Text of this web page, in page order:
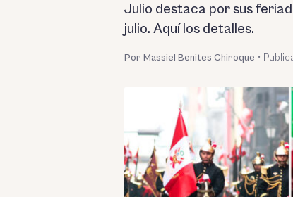
Julio destaca por sus
julio. Aquí los detalles.
Por Massiel Benites Chiroque •